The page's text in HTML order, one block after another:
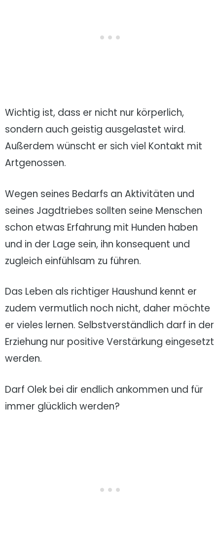
Wichtig ist, dass er nicht nur körperlich,
sondern auch geistig ausgelastet wird.
Außerdem wünscht er sich viel Kontakt mit
Artgenossen.
Wegen seines Bedarfs an Aktivitäten und
seines Jagdtriebes sollten seine Menschen
schon etwas Erfahrung mit Hunden haben
und in der Lage sein, ihn konsequent und
zugleich einfühlsam zu führen.
Das Leben als richtiger Haushund kennt er
zudem vermutlich noch nicht, daher möchte
er vieles lernen. Selbstverständlich darf in der
Erziehung nur positive Verstärkung eingesetzt
werden.
Darf Olek bei dir endlich ankommen und für
immer glücklich werden?